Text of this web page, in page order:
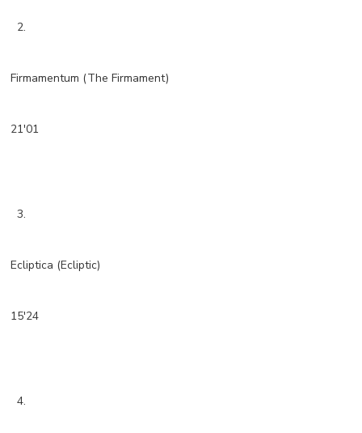
2.
Firmamentum (The Firmament)
21'01
3.
Ecliptica (Ecliptic)
15'24
4.